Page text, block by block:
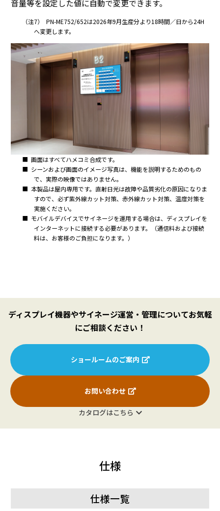
音量等を設定した値に自動で変更できます。
（注7）
PN-ME752/652は2026年9月生産分より18時間／日から24H
へ変更します。
■ 画面はすべてハメコミ合成です。
■ シーンおよび画面のイメージ写真は、機能を説明するためのもの
で、実際の映像ではありません。
■ 本製品は屋内専用です。直射日光は故障や品質劣化の原因になりま
すので、必ず紫外線カット対策、赤外線カット対策、温度対策を
実施ください。
■ モバイルデバイスでサイネージを運用する場合は、ディスプレイを
インターネットに接続する必要があります。（通信料および接続
料は、お客様のご負担になります。）
ディスプレイ機器やサイネージ運営・管理についてお気軽
にご相談ください！
ショールームのご案内
お問い合わせ
カタログはこちら
仕様
仕様一覧